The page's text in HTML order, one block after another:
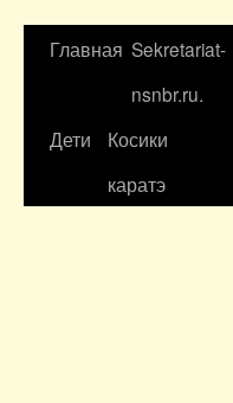
Главная Sekretariat-
nsnbr.ru.
Дети
Косики
каратэ